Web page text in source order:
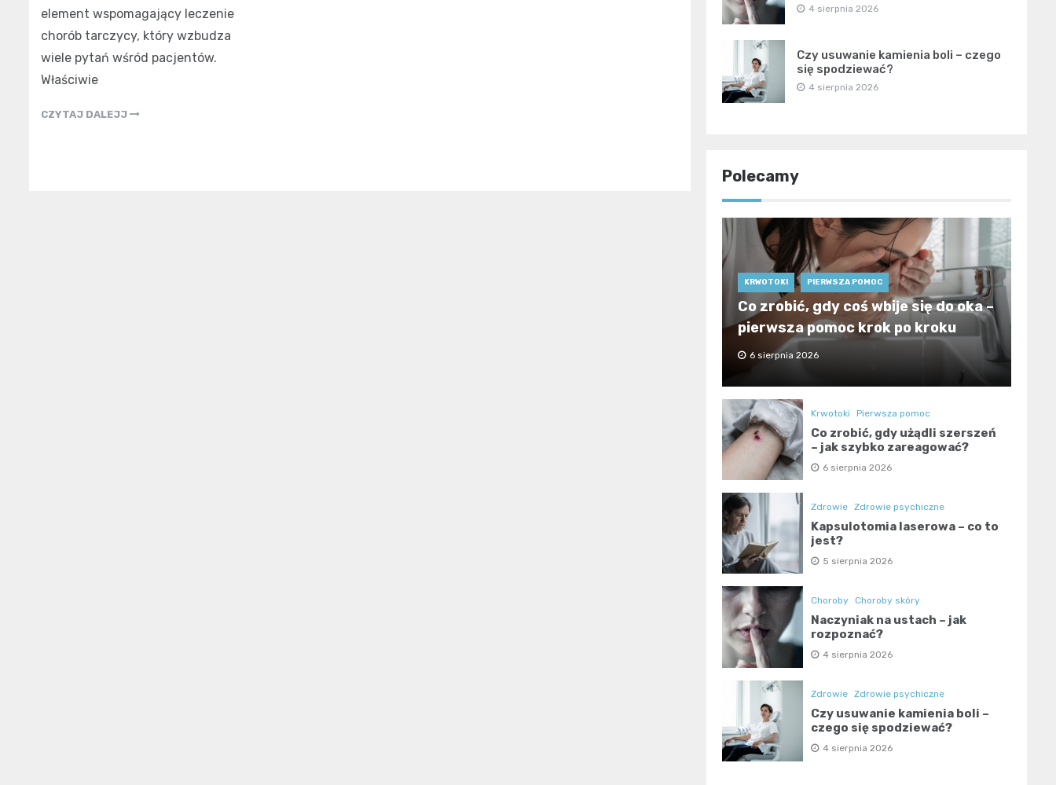
element wspomagający leczenie
chorób tarczycy, który wzbudza
wiele pytań wśród pacjentów.
Właściwie
CZYTAJ DALEJJ
4 sierpnia 2026
Czy usuwanie kamienia boli – czego
się spodziewać?
4 sierpnia 2026
Polecamy
KRWOTOKI PIERWSZA POMOC
Co zrobić, gdy coś wbije się do oka –
pierwsza pomoc krok po kroku
6 sierpnia 2026
Krwotoki Pierwsza pomoc
Co zrobić, gdy użądli szerszeń
– jak szybko zareagować?
6 sierpnia 2026
Zdrowie Zdrowie psychiczne
Kapsulotomia laserowa – co to
jest?
5 sierpnia 2026
Choroby Choroby skóry
Naczyniak na ustach – jak
rozpoznać?
4 sierpnia 2026
Zdrowie Zdrowie psychiczne
Czy usuwanie kamienia boli –
czego się spodziewać?
4 sierpnia 2026